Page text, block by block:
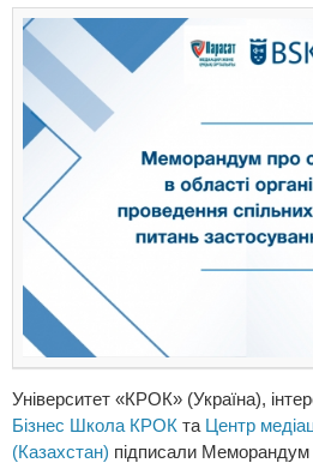
Університет «КРОК» (Україна),
Бізнес Школа КРОК та Центр
(Казахстан) підписали Меморандум